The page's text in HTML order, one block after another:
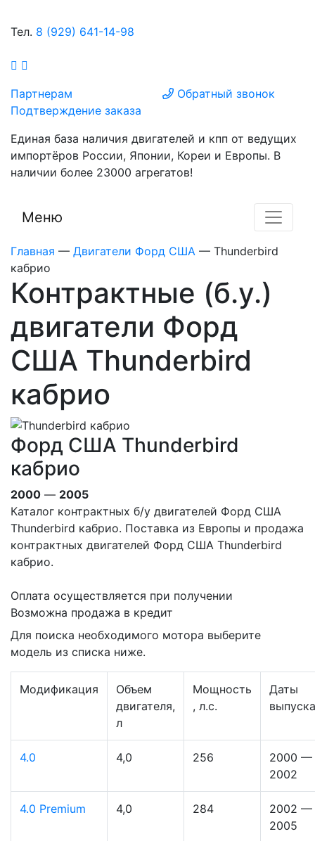
Тел. 8 (929) 641-14-98
Партнерам
Подтверждение заказа
Обратный звонок
Единая база наличия двигателей и кпп от ведущих
импортёров России, Японии, Кореи и Европы. В
наличии более 23000 агрегатов!
Меню
Главная — Двигатели Форд США — Thunderbird
кабрио
Контрактные (б.у.)
двигатели Форд
США Thunderbird
кабрио
Форд США Thunderbird
кабрио
2000 — 2005
Каталог контрактных б/у двигателей Форд США
Thunderbird кабрио. Поставка из Европы и продажа
контрактных двигателей Форд США Thunderbird
кабрио.
Оплата осуществляется при получении
Возможна продажа в кредит
Для поиска необходимого мотора выберите
модель из списка ниже.
Модификация
Объем
двигателя,
л
Мощность
, л.с.
Даты
выпуска
4.0 4,0 256
2000 —
2002
4.0 Premium 4,0 284
2002 —
2005